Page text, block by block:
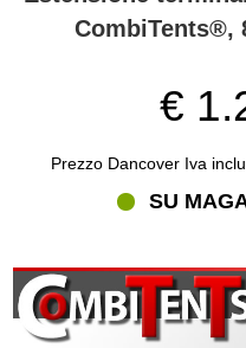
CombiTents®,
€
Prezzo Dancover Iva
SU